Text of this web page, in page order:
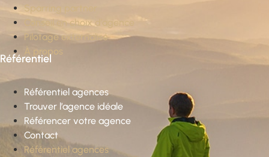
Sparring partner
Conseil en choix d’agence
Pilotage externalisé
À propos
Référentiel
Référentiel agences
Trouver l’agence idéale
Référencer votre agence
Contact
Référentiel agences